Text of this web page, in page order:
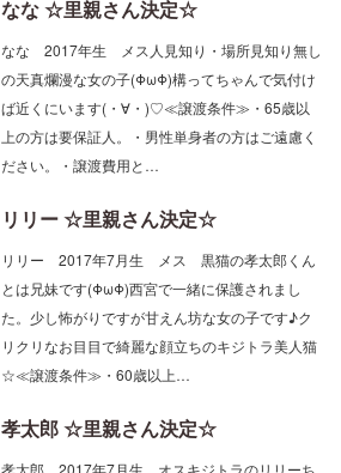
なな 2017年生 メス人見知り・場所見知り無し
の天真爛漫な女の子(ΦωΦ)構ってちゃんで気付け
ば近くにいます(・∀・)♡≪譲渡条件≫・65歳以
上の方は要保証人。・男性単身者の方はご遠慮く
ださい。・譲渡費用と…
リリー ☆里親さん決定☆
リリー 2017年7月生 メス 黒猫の孝太郎くん
とは兄妹です(ΦωΦ)西宮で一緒に保護されまし
た。少し怖がりですが甘えん坊な女の子です♪ク
リクリなお目目で綺麗な顔立ちのキジトラ美人猫
☆≪譲渡条件≫・60歳以上…
孝太郎 ☆里親さん決定☆
孝太郎 2017年7月生 オスキジトラのリリーち